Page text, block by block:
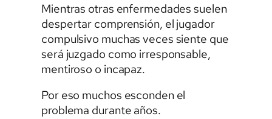
Mientras otras enfermedades suelen
despertar comprensión, el jugador
compulsivo muchas veces siente que
será juzgado como irresponsable,
mentiroso o incapaz.
Por eso muchos esconden el
problema durante años.